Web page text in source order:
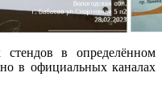
стендов в определённом
в официальных каналах